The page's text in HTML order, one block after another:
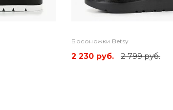
Босоножки Betsy
2 230 руб. 2 799 руб.